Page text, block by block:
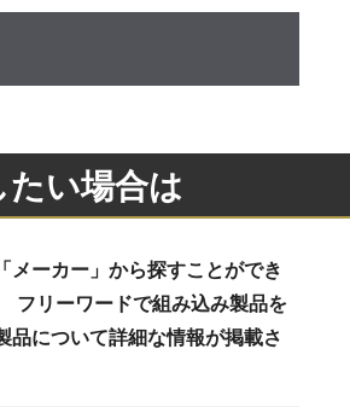
い場合は
ーカー」から探すことができ
フリーワードで組み込み製品を
について詳細な情報が掲載さ